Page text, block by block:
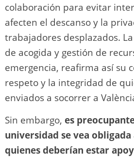
colaboración para evitar
afecten el descanso y la
trabajadores desplazados.
de acogida y gestión de
emergencia, reafirma así su
respeto y la integridad de
enviados a socorrer a
Sin embargo, es
universidad se vea
quienes deberían estar